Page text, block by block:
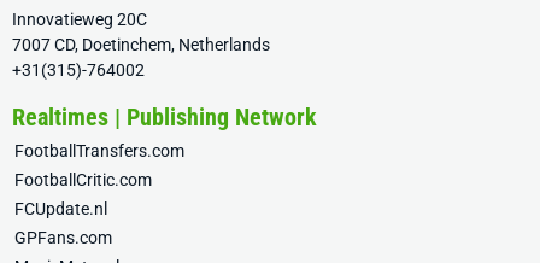
Innovatieweg 20C
7007 CD, Doetinchem, Netherlands
+31(315)-764002
Realtimes | Publishing Network
FootballTransfers.com
FootballCritic.com
FCUpdate.nl
GPFans.com